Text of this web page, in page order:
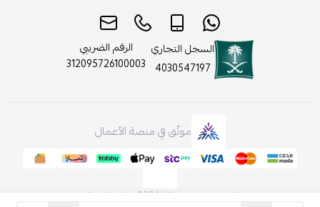
السجل التجاري
4030547197
الرقم الضريبي
312095726100003
موثّق في منصة الأعمال
الحقوق محفوظة | 2026 روائح الجمال